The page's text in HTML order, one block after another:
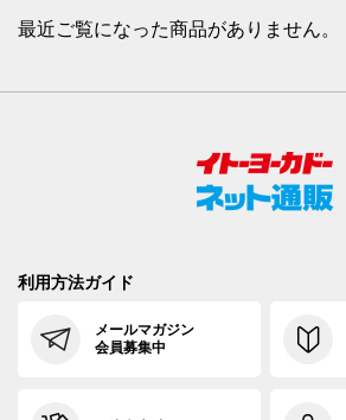
最近ご覧になった商品がありません。
利用方法ガイド
メールマガジン
会員募集中